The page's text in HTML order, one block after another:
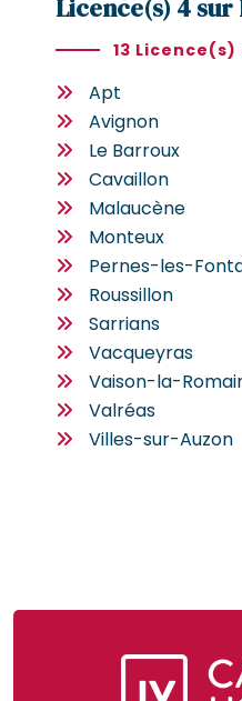
Licence(s) 4 sur
13
Apt
Avignon
Le Barroux
Cavaillon
Malaucène
Monteux
Pernes-les-
Roussillon
Sarrians
Vacqueyras
Vaison-la-
Valréas
Villes-sur-Auzon